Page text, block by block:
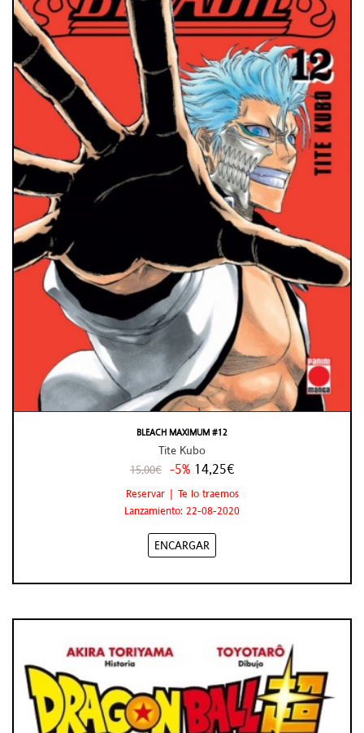
BLEACH MAXIMUM #12
Tite Kubo
15,00€ -5% 14,25€
Reservar | Te lo traemos
Lanzamiento: 22-08-2020
ENCARGAR